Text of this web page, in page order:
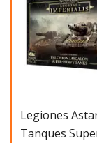
Legiones
Tanques